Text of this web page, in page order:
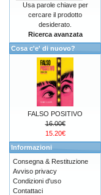
Usa parole chiave per
cercare il prodotto
desiderato.
Ricerca avanzata
Cosa c'e' di nuovo?
FALSO POSITIVO
16.00€
15.20€
Informazioni
Consegna & Restituzione
Avviso privacy
Condizioni d'uso
Contattaci